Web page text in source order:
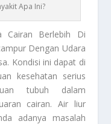
Apa Ini?
Cairan Berlebih Di
Dengan Udara
Kondisi ini dapat di
kesehatan serius
tubuh dalam
cairan. Air liur
adanya masalah